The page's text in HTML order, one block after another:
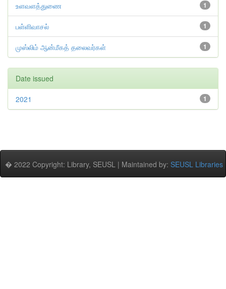
1
உளவளத்துணை
1
பள்ளிவாசல்
1
முஸ்லிம் ஆன்மீகத் தலைவர்கள்
Date issued
1
2021
� 2022 Copyright: Library, SEUSL | Maintained by: SEUSL Libraries